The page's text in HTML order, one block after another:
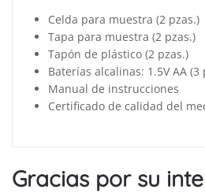
Celda para muestra (2 pzas.)
Tapa para muestra (2 pzas.)
Tapón de plástico (2 pzas.)
Baterías alcalinas: 1.5V AA (3
Manual de instrucciones
Certificado de calidad del
Gracias por su